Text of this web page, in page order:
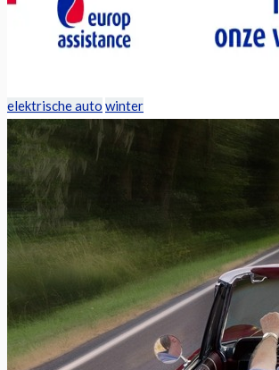
elektrische auto winter